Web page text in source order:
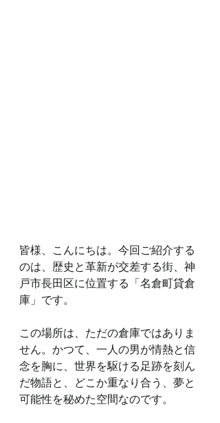
皆様、こんにちは。今回ご紹介する
のは、歴史と革新が交差する街、神
戸市長田区に位置する「名倉町貸倉
庫」です。
この場所は、ただの倉庫ではありま
せん。かつて、一人の男が情熱と信
念を胸に、世界を駆ける足跡を刻ん
だ物語と、どこか重なり合う、夢と
可能性を秘めた空間なのです。